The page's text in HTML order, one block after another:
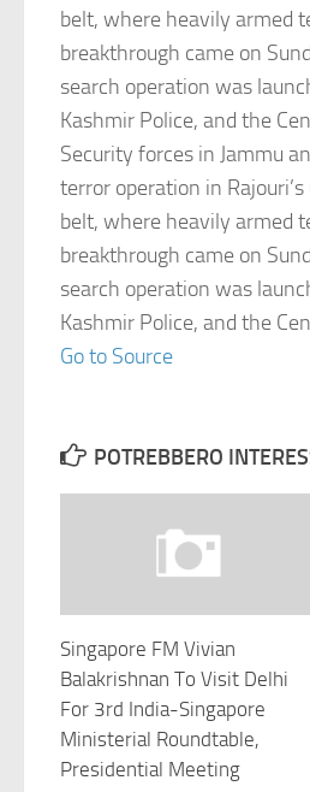
belt, where heavily armed
breakthrough came on
search operation was
Kashmir Police, and the
Security forces in Jammu
terror operation in
belt, where heavily armed
breakthrough came on
search operation was
Kashmir Police, and the
Go to Source
POTREBBERO
Singapore FM Vivian
Balakrishnan To Visit Delhi
For 3rd India-Singapore
Ministerial Roundtable,
Presidential Meeting